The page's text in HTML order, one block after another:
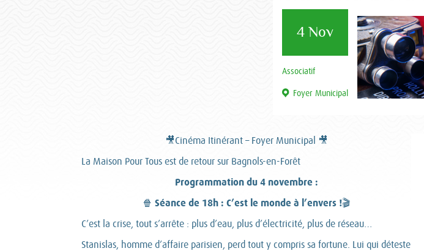
4 Nov
Associatif
Foyer Municipal
🎥Cinéma Itinérant – Foyer Municipal 🎥
La Maison Pour Tous est de retour sur Bagnols-en-Forêt
Programmation du 4 novembre :
🍿 Séance de 18h : C’est le monde à l’envers !🎬
C’est la crise, tout s’arrête : plus d’eau, plus d’électricité, plus de réseau…
Stanislas, homme d’affaire parisien, perd tout y compris sa fortune. Lui qui déteste